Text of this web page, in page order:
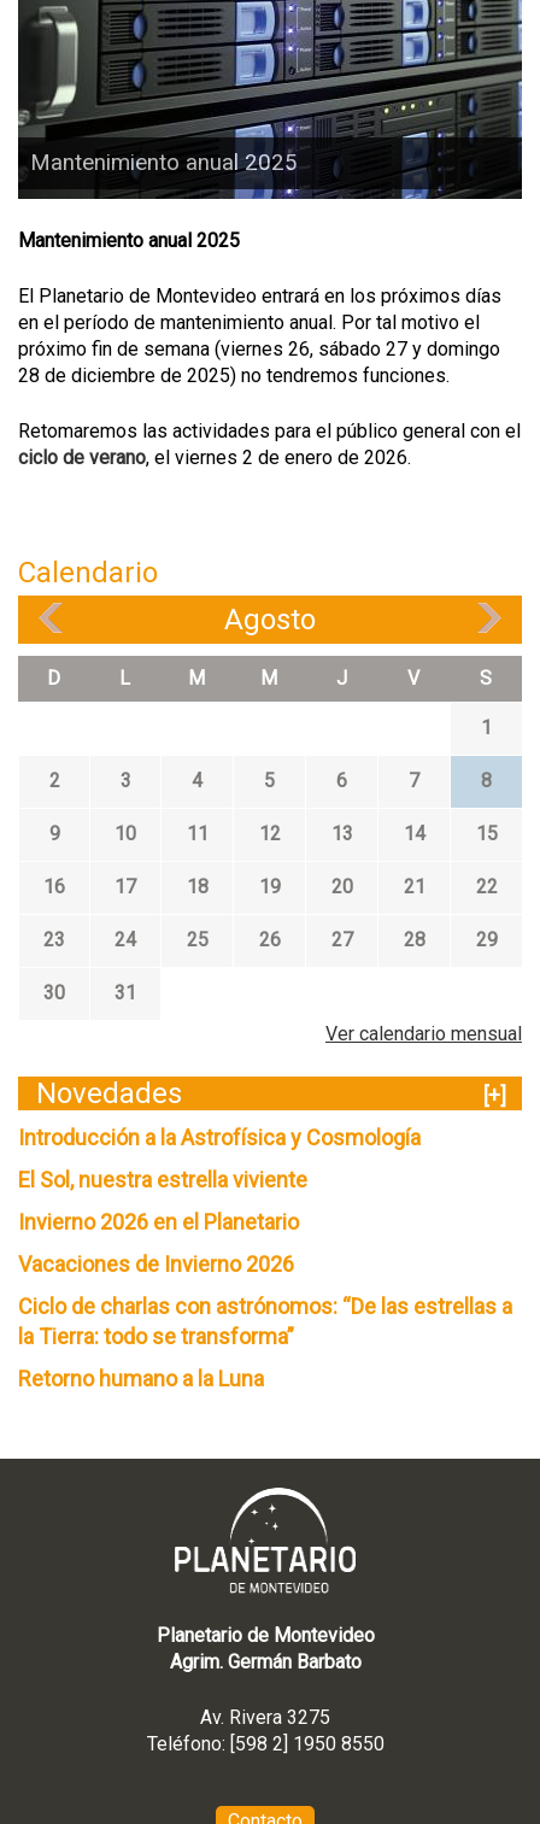
Mantenimiento anual 2025
Mantenimiento anual 2025
El Planetario de Montevideo entrará en los próximos días
en el período de mantenimiento anual. Por tal motivo el
próximo fin de semana (viernes 26, sábado 27 y domingo
28 de diciembre de 2025) no tendremos funciones.
Retomaremos las actividades para el público general con el
ciclo de verano, el viernes 2 de enero de 2026.
Calendario
Agosto
D L M M J V S
1
2 3 4 5 6 7 8
9 10 11 12 13 14 15
16 17 18 19 20 21 22
23 24 25 26 27 28 29
30
31
Ver calendario mensual
Novedades
[+]
Introducción a la Astrofísica y Cosmología
El Sol, nuestra estrella viviente
Invierno 2026 en el Planetario
Vacaciones de Invierno 2026
Ciclo de charlas con astrónomos: “De las estrellas a
la Tierra: todo se transforma”
Retorno humano a la Luna
Planetario de Montevideo
Agrim. Germán Barbato
Av. Rivera 3275
Teléfono: [598 2] 1950 8550